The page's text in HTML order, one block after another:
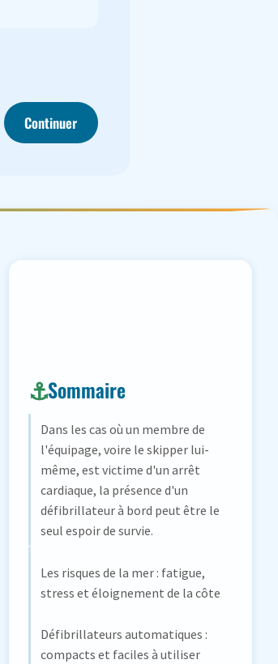
Continuer
Sommaire
Dans les cas où un membre de
l'équipage, voire le skipper lui-
même, est victime d'un arrêt
cardiaque, la présence d'un
défibrillateur à bord peut être le
seul espoir de survie.
Les risques de la mer : fatigue,
stress et éloignement de la côte
Défibrillateurs automatiques :
compacts et faciles à utiliser